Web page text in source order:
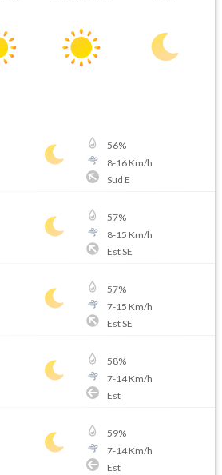
56%
8-16Km/h
Sud E
57%
8-15 Km/h
Est SE
57%
7-15 Km/h
Est SE
58%
7-14Km/h
Est
59%
7-14Km/h
Est